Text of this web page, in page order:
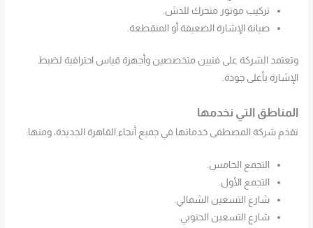
تركيب موتور متحرك للدش.
صيانة الإشارة الضعيفة أو المنقطعة.
وتعتمد الشركة على فنيين متخصصين وأجهزة قياس احترافية لضبط
الإشارة بأعلى جودة.
المناطق التي نخدمها
تقدم شركة المصطفى خدماتها في جميع أنحاء القاهرة الجديدة، ومنها:
التجمع الخامس.
التجمع الأول.
شارع التسعين الشمالي.
شارع التسعين الجنوبي.